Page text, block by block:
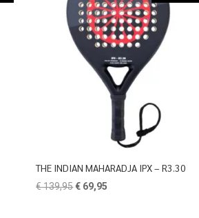
THE INDIAN MAHARADJA IPX – R3.30
€139,95Oorspronkelijke
€ 69,95